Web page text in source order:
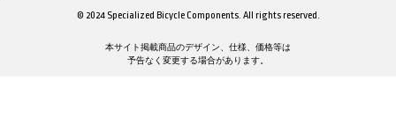
© 2024 Specialized Bicycle Components. All rights reserved.
本サイト掲載商品のデザイン、仕様、価格等は
予告なく変更する場合があります。